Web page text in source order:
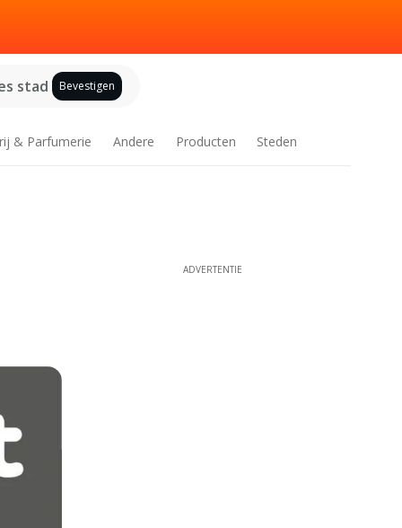
stad Bevestigen
& Parfumerie Andere Producten Steden
ADVERTENTIE